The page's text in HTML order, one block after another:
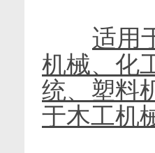
适用
机械、化
统、塑料
于木工机